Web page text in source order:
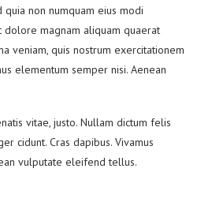
non numquam eius modi
magnam aliquam quaerat
veniam, quis nostrum exercitationem
elementum semper nisi. Aenean
vitae, justo. Nullam dictum felis
cidunt. Cras dapibus. Vivamus
vulputate eleifend tellus.